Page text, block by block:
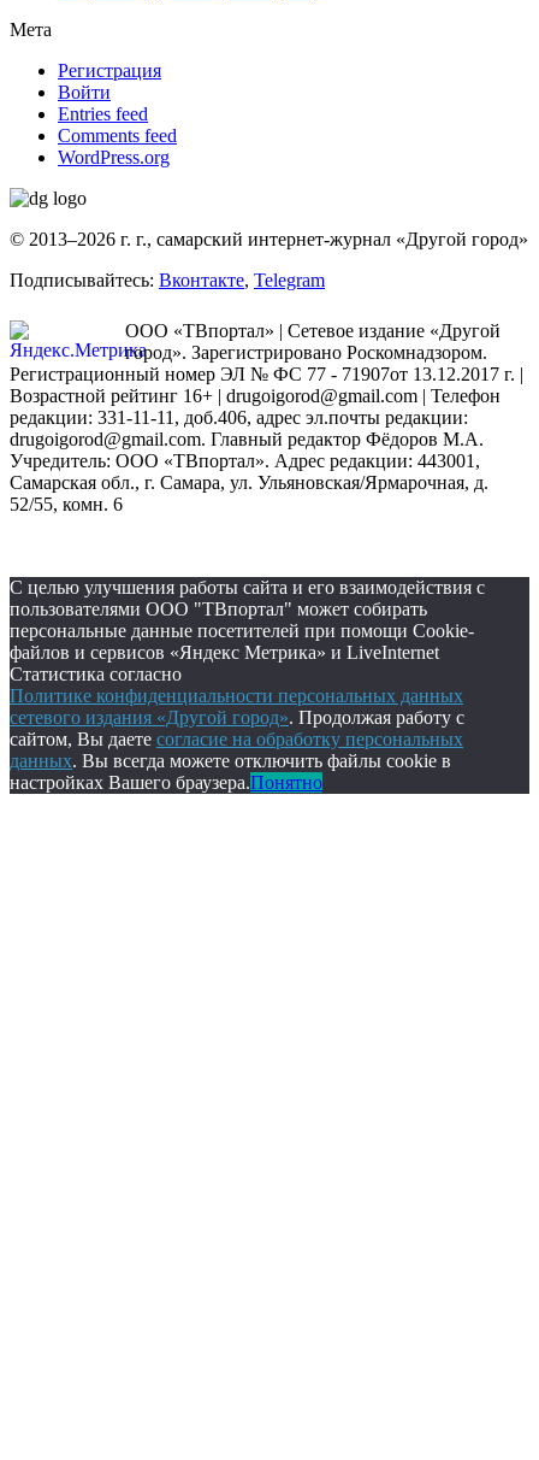
Мета
Регистрация
Войти
Entries feed
Comments feed
WordPress.org
© 2013–2026 г. г., самарский интернет-журнал «Другой город»
Подписывайтесь: Вконтакте, Telegram
ООО «ТВпортал» | Сетевое издание «Другой
город». Зарегистрировано Роскомнадзором.
Регистрационный номер ЭЛ № ФС 77 - 71907от 13.12.2017 г. |
Возрастной рейтинг 16+ | drugoigorod@gmail.com | Телефон
редакции: 331-11-11, доб.406, адрес эл.почты редакции:
drugoigorod@gmail.com. Главный редактор Фёдоров М.А.
Учредитель: ООО «ТВпортал». Адрес редакции: 443001,
Самарская обл., г. Самара, ул. Ульяновская/Ярмарочная, д.
52/55, комн. 6
С целью улучшения работы сайта и его взаимодействия с
пользователями ООО "ТВпортал" может собирать
персональные данные посетителей при помощи Cookie-
файлов и сервисов «Яндекс Метрика» и LiveInternet
Статистика согласно
Политике конфиденциальности персональных данных
сетевого издания «Другой город». Продолжая работу с
сайтом, Вы даете согласие на обработку персональных
данных. Вы всегда можете отключить файлы cookie в
настройках Вашего браузера.Понятно